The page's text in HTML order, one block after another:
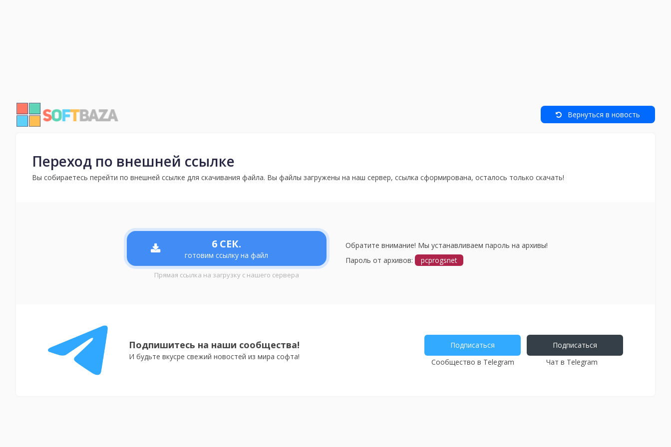
Вернуться в новость
Переход по внешней ссылке
Вы собираетесь перейти по внешней ссылке для скачивания файла. Вы файлы загружены на наш сервер, ссылка сформирована, осталось только скачать!
6 СЕК.
готовим ссылку на файл
Прямая ссылка на загрузку с нашего сервера
Обратите внимание! Мы устанавливаем пароль на архивы!
Пароль от архивов:
pcprogsnet
Подпишитесь на наши сообщества!
И будьте вкусре свежий новостей из мира софта!
Подписаться
Сообщество в Telegram
Подписаться
Чат в Telegram